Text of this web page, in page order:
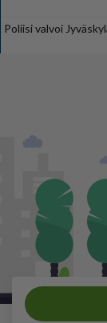
Poliisi valvoi